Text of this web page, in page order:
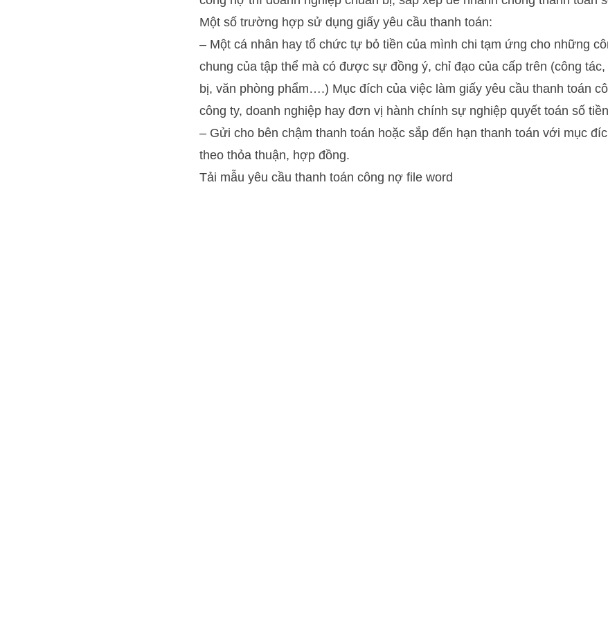
Một số trường hợp sử dụng giấy yêu cầu thanh toán:
– Một cá nhân hay tổ chức tự bỏ tiền của mình chi tạm ứng cho những
chung của tập thể mà có được sự đồng ý, chỉ đạo của cấp trên (công
bị, văn phòng phẩm….) Mục đích của việc làm giấy yêu cầu thanh toán
công ty, doanh nghiệp hay đơn vị hành chính sự nghiệp quyết toán số
– Gửi cho bên chậm thanh toán hoặc sắp đến hạn thanh toán với mục
theo thỏa thuận, hợp đồng.
Tải mẫu yêu cầu thanh toán công nợ file word